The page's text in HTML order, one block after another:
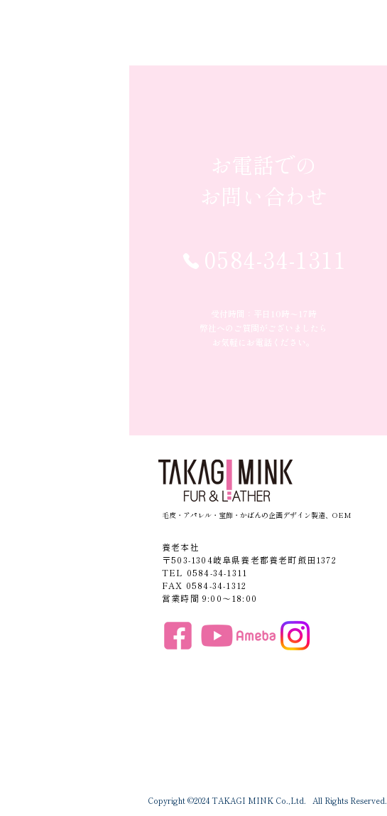
お電話での
お問い合わせ
0584-34-1311
受付時間：平日10時〜17時
弊社へのご質問がございましたら
お気軽にお電話ください。
毛皮・アパレル・宝飾・かばんの企画デザイン製造、OEM
養老本社
〒503-1304岐阜県養老郡養老町飯田1372
TEL 0584-34-1311
FAX 0584-34-1312
営業時間 9:00〜18:00
Copyright ©2024 TAKAGI MINK Co.,Ltd. All Rights Reserved.